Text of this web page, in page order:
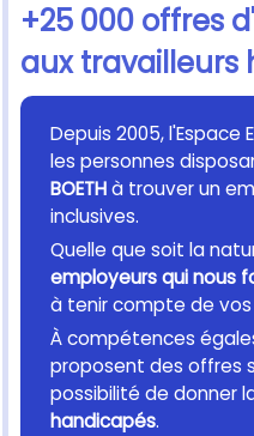
+25 000 offres
aux travailleurs
Depuis 2005, l'Espace
les personnes
BOETHà trouver un
inclusives.
Quelle que soit la
employeurs qui nous
à tenir compte de vos
À compétences
proposent des offres
possibilité de donner
handicapés.